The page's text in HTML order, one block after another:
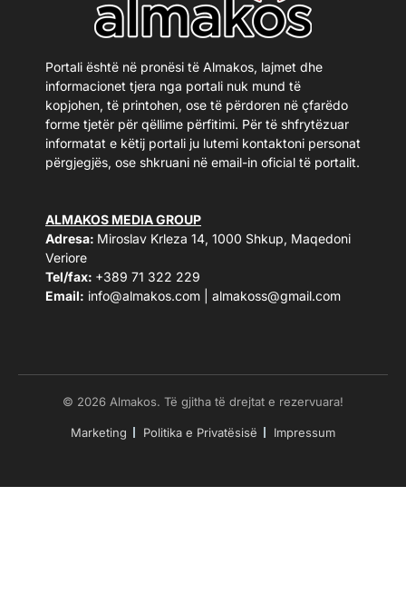
Portali është në pronësi të Almakos, lajmet dhe
informacionet tjera nga portali nuk mund të
kopjohen, të printohen, ose të përdoren në çfarëdo
forme tjetër për qëllime përfitimi. Për të shfrytëzuar
informatat e këtij portali ju lutemi kontaktoni personat
përgjegjës, ose shkruani në email-in oficial të portalit.
ALMAKOS MEDIA GROUP
Adresa: Miroslav Krleza 14, 1000 Shkup, Maqedoni
Veriore
Tel/fax: +389 71 322 229
Email: info@almakos.com almakoss@gmail.com
© 2026 Almakos. Të gjitha të drejtat e rezervuara!
Marketing Politika e Privatësisë Impressum